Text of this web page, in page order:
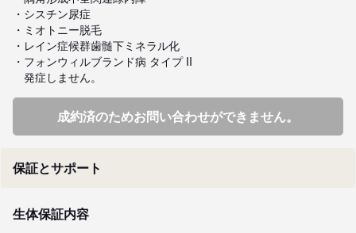
・シスチン尿症
・ミオトニー脱毛
・レイン症候群歯髄下ミネラル化
・フォンウィルブランド病 タイプ II
発症しません。
成約済のためお問い合わせができません。
保証とサポート
生体保証内容